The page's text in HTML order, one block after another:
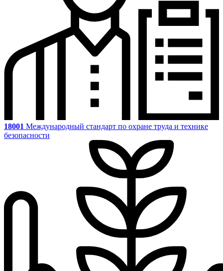
18001 Международный стандарт по охране труда и технике
безопасности